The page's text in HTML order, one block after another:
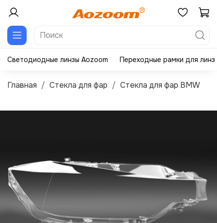
Светодиодные линзы Aozoom Переходные рамки для линз
Главная Стекла для фар Стекла для фар BMW